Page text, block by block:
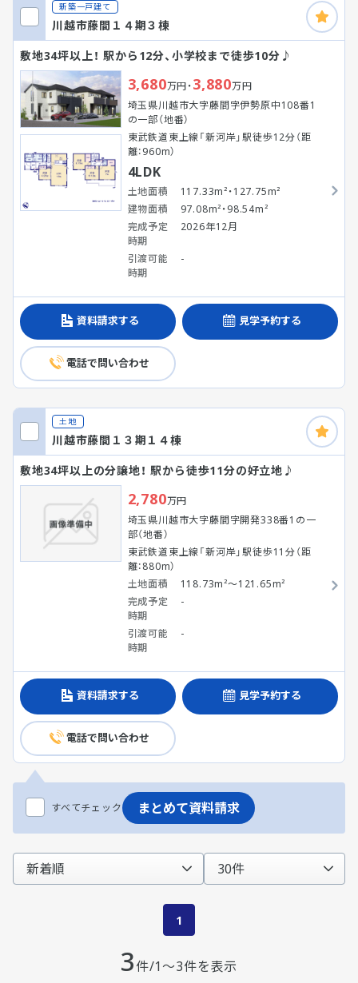
新築一戸建て
川越市藤間１４期３棟
敷地34坪以上！ 駅から12分、小学校まで徒歩10分♪
3,680万円・3,880万円
埼玉県川越市大字藤間字伊勢原中108番1
の一部（地番）
東武鉄道東上線「新河岸」駅徒歩12分（距
離：960m）
4LDK
土地面積
117.33m²・127.75m²
建物面積
97.08m²・98.54m²
完成予定
時期
2026年12月
引渡可能
時期
-
資料請求する 見学予約する
電話で問い合わせ
土地
川越市藤間１３期１４棟
敷地34坪以上の分譲地！ 駅から徒歩11分の好立地♪
2,780万円
埼玉県川越市大字藤間字開発338番1の一
部（地番）
東武鉄道東上線「新河岸」駅徒歩11分（距
離：880m）
土地面積
118.73m²～121.65m²
完成予定
時期
-
引渡可能
時期
-
資料請求する 見学予約する
電話で問い合わせ
すべてチェック まとめて資料請求
3件/1～3件を表示
1